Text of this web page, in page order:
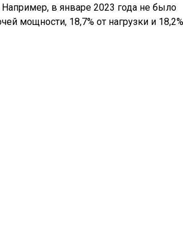
в январе 2023 года не было
мощности, 18,7% от нагрузки и